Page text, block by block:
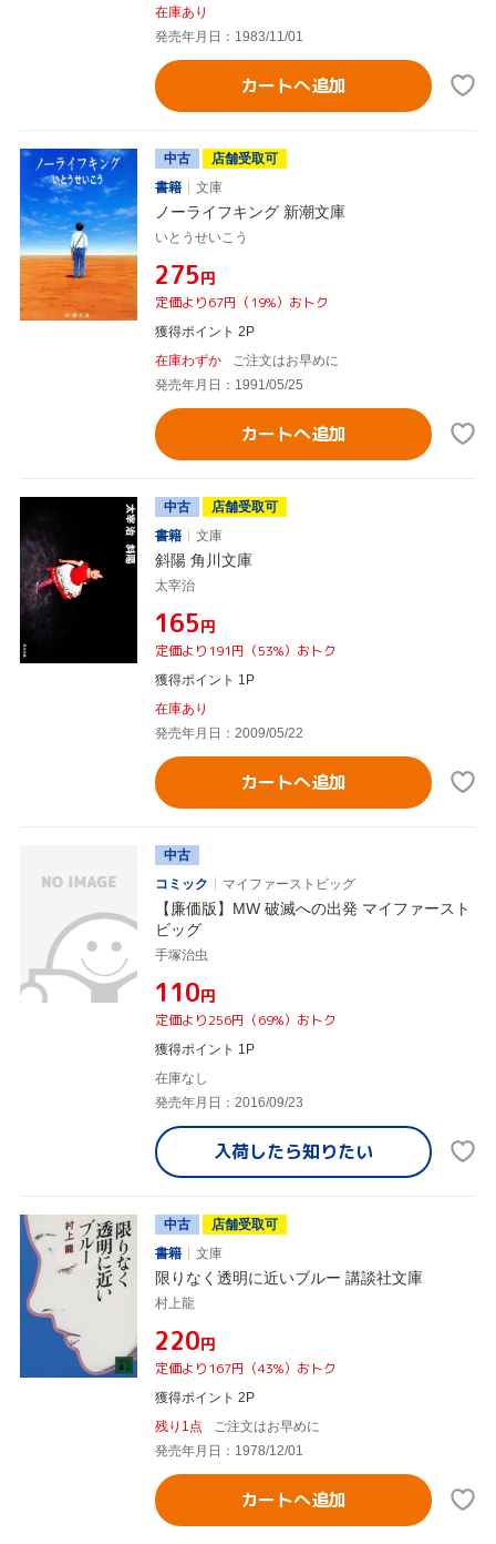
在庫あり
発売年月日：1983/11/01
カートへ追加
中古
店舗受取可
書籍
文庫
ノーライフキング 新潮文庫
いとうせいこう
¥275円
定価より67円（19%）おトク
獲得ポイント 2P
在庫わずか
ご注文はお早めに
発売年月日：1991/05/25
カートへ追加
中古
店舗受取可
書籍
文庫
斜陽 角川文庫
太宰治
¥165円
定価より191円（53%）おトク
獲得ポイント 1P
在庫あり
発売年月日：2009/05/22
カートへ追加
中古
コミック
マイファーストビッグ
【廉価版】MW 破滅への出発 マイファースト
ビッグ
手塚治虫
¥110円
定価より256円（69%）おトク
獲得ポイント 1P
在庫なし
発売年月日：2016/09/23
入荷したら知りたい
中古
店舗受取可
書籍
文庫
限りなく透明に近いブルー 講談社文庫
村上龍
¥220円
定価より167円（43%）おトク
獲得ポイント 2P
残り1点
ご注文はお早めに
発売年月日：1978/12/01
カートへ追加